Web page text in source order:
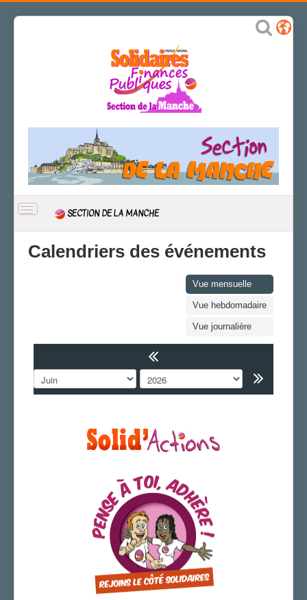
BASCULER
NAVIGATION
SECTION DE LA MANCHE
LA SECTION
AGENDA
Calendriers des événements
Vue mensuelle
Vue hebdomadaire
Vue journalière